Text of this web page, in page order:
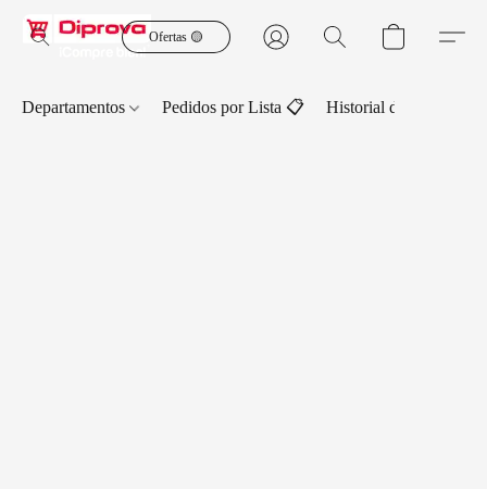
Ofertas 🟡
Departamentos Pedidos por Lista 📋 Historial de Pedidos